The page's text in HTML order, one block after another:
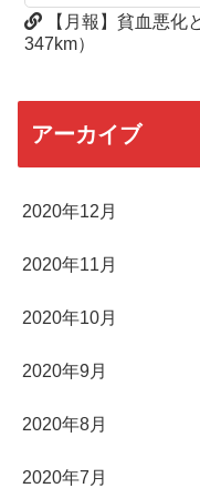
【月報】貧血悪化
347km）
アーカイブ
2020年12月
2020年11月
2020年10月
2020年9月
2020年8月
2020年7月